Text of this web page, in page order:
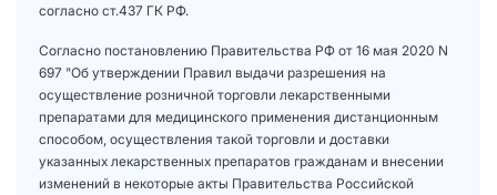
согласно ст.437 ГК РФ.
Согласно постановлению Правительства РФ от 16 мая 2020 N
697 "Об утверждении Правил выдачи разрешения на
осуществление розничной торговли лекарственными
препаратами для медицинского применения дистанционным
способом, осуществления такой торговли и доставки
указанных лекарственных препаратов гражданам и внесении
изменений в некоторые акты Правительства Российской